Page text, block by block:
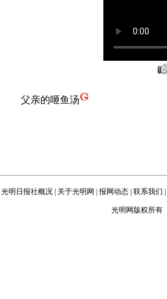
父亲的咂鱼汤
光明日报社概况 关于光明网 报网动态 联系我们
光明网版权所有